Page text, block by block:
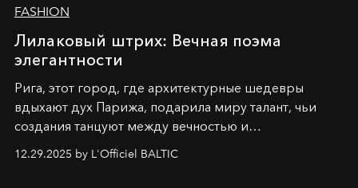
FASHION
Лилаковый штрих: Вечная поэма
элегантности
Рига, этот город, где архитектурные шедевры
вдыхают дух Парижа, подарила миру талант, чьи
создания танцуют между вечностью и
современностью.
12.29.2025 by L'Officiel BALTIC